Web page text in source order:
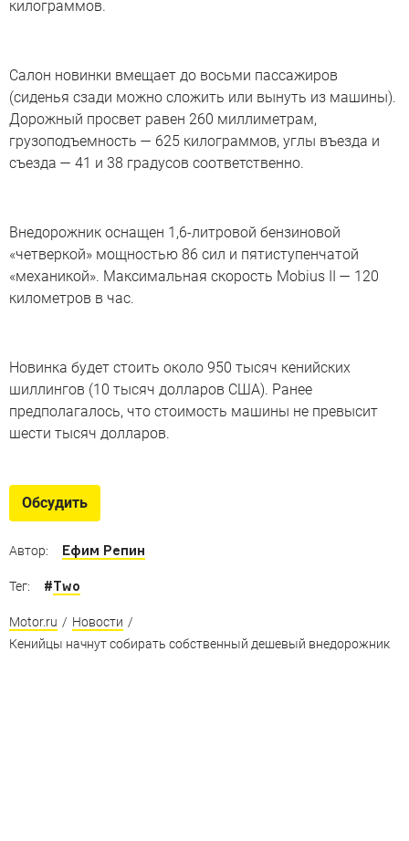
килограммов.
Салон новинки вмещает до восьми пассажиров
(сиденья сзади можно сложить или вынуть из машины).
Дорожный просвет равен 260 миллиметрам,
грузоподъемность — 625 килограммов, углы въезда и
съезда — 41 и 38 градусов соответственно.
Внедорожник оснащен 1,6-литровой бензиновой
«четверкой» мощностью 86 сил и пятиступенчатой
«механикой». Максимальная скорость Mobius II — 120
километров в час.
Новинка будет стоить около 950 тысяч кенийских
шиллингов (10 тысяч долларов США). Ранее
предполагалось, что стоимость машины не превысит
шести тысяч долларов.
Обсудить
Автор: Ефим Репин
Тег: #Two
Motor.ru / Новости /
Кенийцы начнут собирать собственный дешевый внедорожник